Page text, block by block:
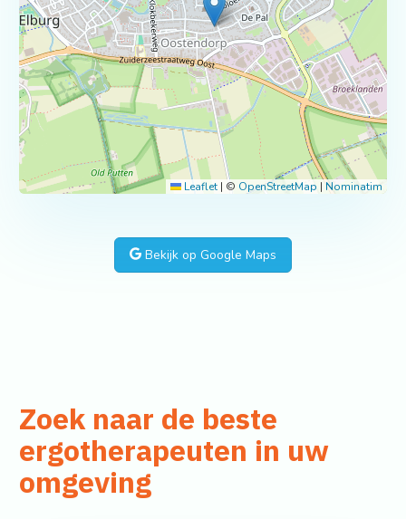
Leaflet | © OpenStreetMap | Nominatim
Bekijk op Google Maps
Zoek naar de beste
ergotherapeuten in uw
omgeving